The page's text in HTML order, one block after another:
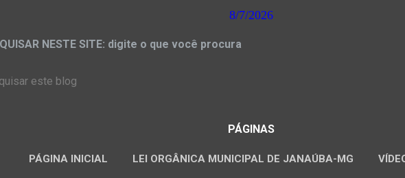
8/7/2026
NESTE SITE: digite o que você procura
PÁGINAS
PÁGINA INICIAL LEI ORGÂNICA MUNICIPAL DE JANAÚBA-MG